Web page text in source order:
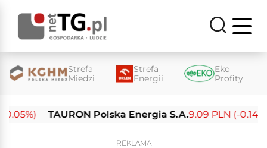
Strefa
Miedzi
Strefa
Energii
Eko
Profity
TAURON Polska Energia S.A.9.09 PLN (-0.14%)
REKLAMA